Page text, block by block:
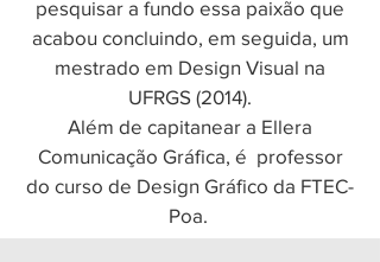
pesquisar a fundo essa paixão que
acabou concluindo, em seguida, um
mestrado em Design Visual na
UFRGS (2014).
Além de capitanear a Ellera
Comunicação Gráfica, é professor
do curso de Design Gráfico da FTEC-
Poa.